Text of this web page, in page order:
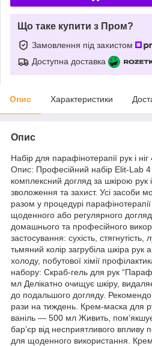
Що таке купити з Пром?
Замовлення під захистом
Доступна доставка
Опис Характеристики
Опис
Набір для парафінотерапії рук і
Опис: Професійний набір Elit-Lab 4
комплексний догляд за шкірою рук
зволоження та захист. Усі засоби
разом у процедурі
щоденного або регулярного
домашнього та професійного
застосування: сухість,
тьмяний колір загрубіла шкіра рук
холоду, побутової хімії
набору: Скраб-гель для рук
мл Делікатно очищує шкіру, видаляє
до подальшого догляду.
рази на тиждень. Крем-маска для
ваніль — 500 мл Живить,
бар’єр від несприятливого впливу
для щоденного використання. Крем